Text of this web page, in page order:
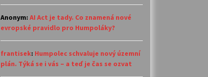
Anonym: AI Act je tady. Co znamená nové
evropské pravidlo pro Humpoláky?
frantisek: Humpolec schvaluje nový územní
plán. Týká se i vás – a teď je čas se ozvat